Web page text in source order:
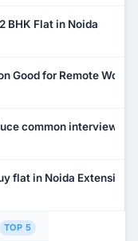
BHK Flat in Noida
Good for Remote Work?
common interview
flat in Noida Extension?
TOP 5